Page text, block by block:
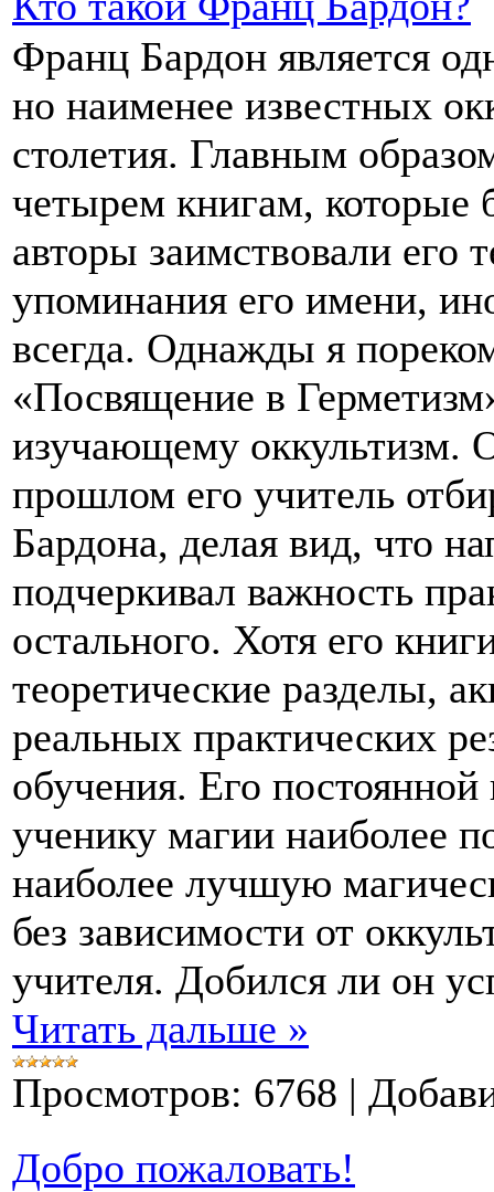
Франц Бардон является
но наименее известных
столетия. Главным
четырем книгам,
авторы заимствовали его
упоминания его имени,
всегда. Однажды я
«Посвящение в
изучающему оккультизм.
прошлом его учитель
Бардона, делая вид, что
подчеркивал важность
остального. Хотя его
теоретические разделы,
реальных практических
обучения. Его
ученику магии наиболее
наиболее лучшую
без зависимости от
учителя. Добился ли он
Читать дальше »
Просмотров: 6768 |
Добро пожаловать!